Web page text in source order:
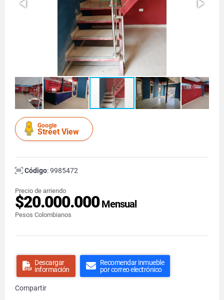
Google
Street View
Código: 9985472
Precio de arriendo
$20.000.000Mensual
Pesos Colombianos
Descargar
información
Recomendar inmueble
por correo electrónico
Compartir